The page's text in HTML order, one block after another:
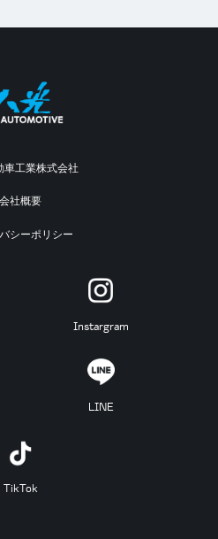
車工業株式会社
会社概要
シーポリシー
Instargram
LINE
TikTok